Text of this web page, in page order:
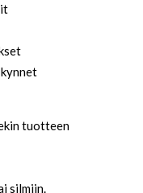
tuotteen
silmiin.